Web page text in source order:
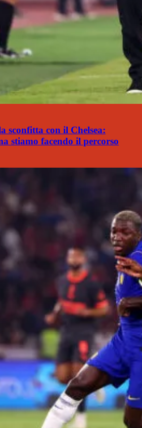
sconfitta con il Chelsea:
stiamo facendo il percorso